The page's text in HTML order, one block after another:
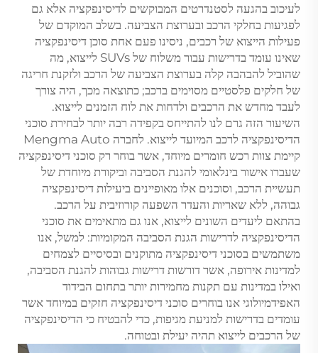
לעיכוב בהגעה לסטנדרטים המבוקשים לדיסינפקציה אלא גם
לפגיעות בחלקי הרכב ובערוצת הצביעה. בשלב המוקדם של
פעילות הייצוא של רכבים, ניסינו פעם אחת סוכן דיסינפקציה
שאינו עומד בדרישות עבור משלוח של SUVs לייצוא, מה
שהוביל להבהבה קלה בערוצת הצביעה של הרכב ולזקנת חריגה
של חלקים פלסטיים מסוימים ברכב; כתוצאה מכך, היה צורך
לעבד מחדש את הרכבים ולדחות את לוח הזמנים לייצוא.
השיעור הזה גרם לנו להתייחס בקפידה רבה יותר לבחירת סוכני
הדיסינפקציה לרכב המיועד לייצוא. לחברה Mengma Auto
קיימת צוות רכש חומרים מיוחד, אשר בוחר רק סוכני דיסינפקציה
שעברו אישור בינלאומי להגנת הסביבה וביקורת מיוחדת של
תעשיית הרכב, וסוכנים אלו מאופיינים ביעילות דיסינפקציה
גבוהה, ללא שאריות והעדר השפעה קורוזיבית על הרכב.
בהתאם ליעדים השונים לייצוא, אנו גם מתאימים את סוכני
הדיסינפקציה לדרישות הגנת הסביבה המקומיות: למשל, אנו
משתמשים בסוכני דיסינפקציה מתוקנים ובסיסיים לצמחים
למדינות אירופה, אשר דורשות דרישות גבוהות להגנת הסביבה,
ואילו במדינות עם תקנות מחמירות יותר בתחום הבידוד
האפידמיולוגי אנו בוחרים סוכני דיסינפקציה חזקים במיוחד אשר
עומדים בדרישות למניעת מגיפות, כדי להבטיח כי הדיסינפקציה
של הרכבים לייצוא תהיה יעילת ובטוחה.